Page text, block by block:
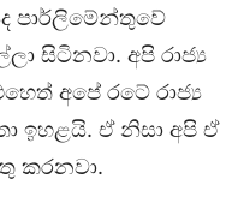
පාර්ලිමේන්තුවේ
සිටිනවා. අපි රාජ්‍ය
අපේ රටේ රාජ්‍ය
ඉහළයි. ඒ නිසා අපි ඒ
කරනවා.